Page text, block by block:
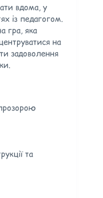
вдома, у
із педагогом.
гра, яка
на
задоволення
та